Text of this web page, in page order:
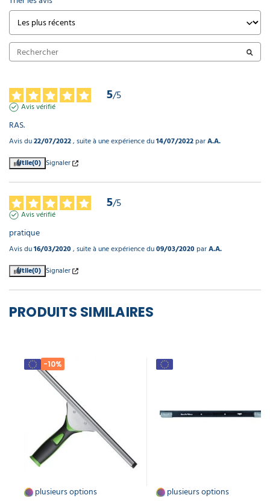
PRODUITS SIMILAIRES
-10%
plusieurs options plusieurs options
5/5
Avis vérifié
RAS.
Avis du22/07/2022, suite à une expérience du14/07/2022parA.A.
Utile(0) Signaler
5/5
Avis vérifié
pratique
Avis du16/03/2020 , suite à une expérience du09/03/2020 parA.A.
Utile(0) Signaler